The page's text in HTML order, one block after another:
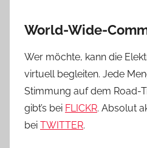
World-Wide-
Wer möchte, kann die
virtuell begleiten. Jede
Stimmung auf dem Road-
gibt’s bei FLICKR. Absolut
bei TWITTER.